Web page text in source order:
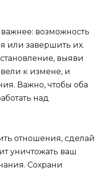
возможность
или завершить их.
выяви
к измене, и
Важно, чтобы оба
над
отношения, сделай
уничтожать ваш
Сохрани